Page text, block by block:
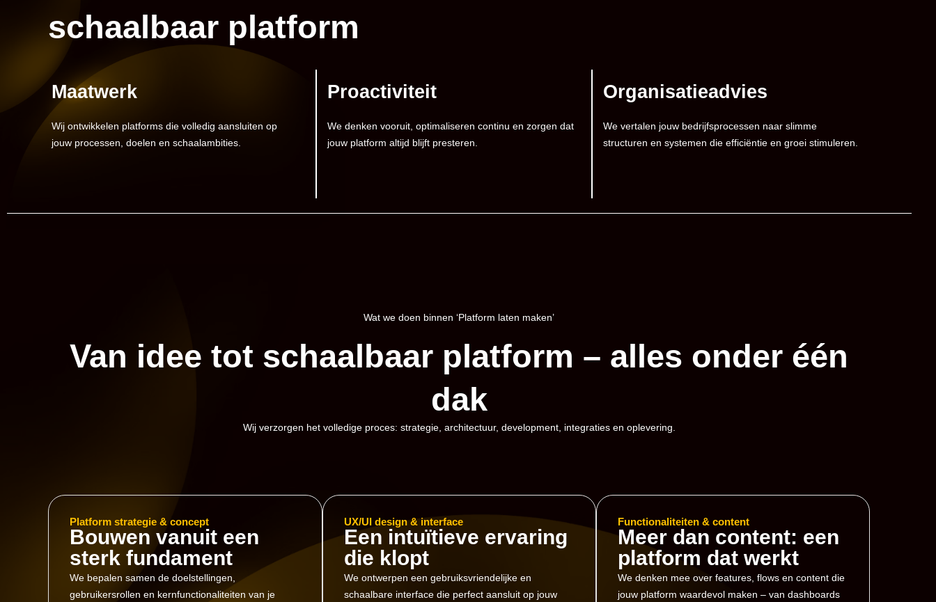
schaalbaar platform
Maatwerk
Wij ontwikkelen platforms die volledig aansluiten op
jouw processen, doelen en schaalambities.
Proactiviteit
We denken vooruit, optimaliseren continu en zorgen dat
jouw platform altijd blijft presteren.
Organisatieadvies
We vertalen jouw bedrijfsprocessen naar slimme
structuren en systemen die efficiëntie en groei stimuleren.
Wat we doen binnen ‘Platform laten maken’
Van idee tot schaalbaar platform – alles onder één
dak
Wij verzorgen het volledige proces: strategie, architectuur, development, integraties en oplevering.
Platform strategie & concept
Bouwen vanuit een
sterk fundament
We bepalen samen de doelstellingen,
gebruikersrollen en kernfunctionaliteiten van je
UX/UI design & interface
Een intuïtieve ervaring
die klopt
We ontwerpen een gebruiksvriendelijke en
schaalbare interface die perfect aansluit op jouw
Functionaliteiten & content
Meer dan content: een
platform dat werkt
We denken mee over features, flows en content die
jouw platform waardevol maken – van dashboards